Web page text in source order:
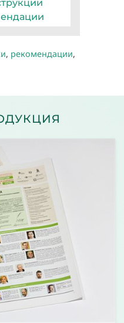
, рекомендации,